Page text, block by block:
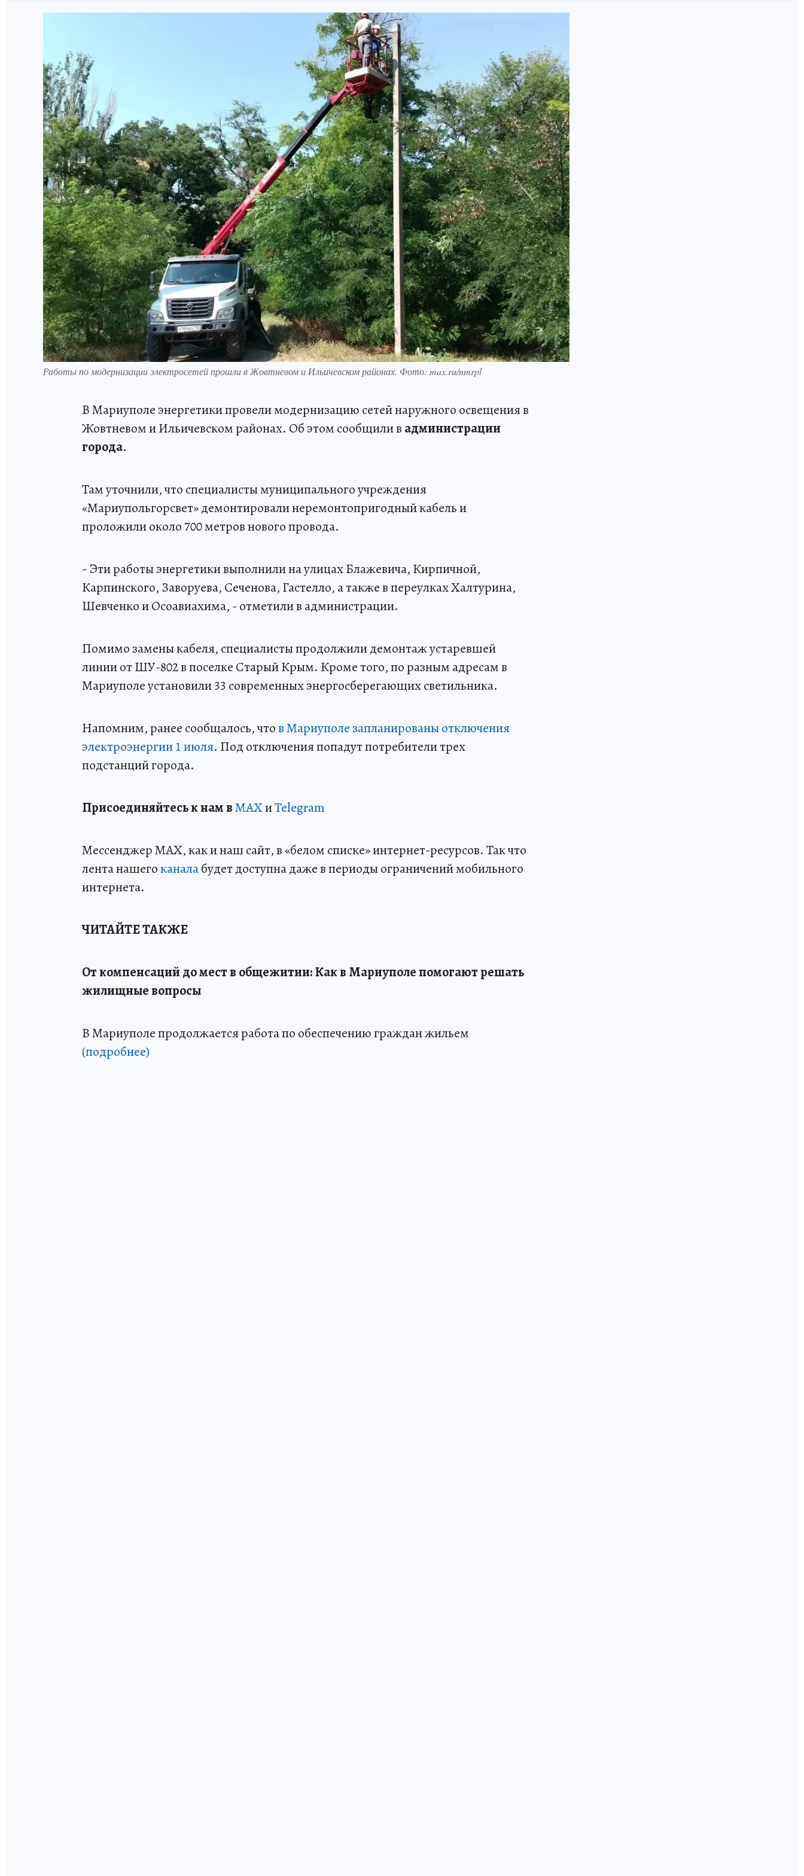
Работы по модернизации электросетей прошли в Жовтневом и Ильичевском районах. Фото: max.ru/nmrpl
В Мариуполе энергетики провели модернизацию сетей наружного освещения в
Жовтневом и Ильичевском районах. Об этом сообщили в администрации
города.
Там уточнили, что специалисты муниципального учреждения
«Мариупольгорсвет» демонтировали неремонтопригодный кабель и
проложили около 700 метров нового провода.
- Эти работы энергетики выполнили на улицах Блажевича, Кирпичной,
Карпинского, Заворуева, Сеченова, Гастелло, а также в переулках Халтурина,
Шевченко и Осоавиахима, - отметили в администрации.
Помимо замены кабеля, специалисты продолжили демонтаж устаревшей
линии от ШУ-802 в поселке Старый Крым. Кроме того, по разным адресам в
Мариуполе установили 33 современных энергосберегающих светильника.
Напомним, ранее сообщалось, чтов Мариуполе запланированы отключения
электроэнергии 1 июля. Под отключения попадут потребители трех
подстанций города.
Присоединяйтесь к нам вMAXиTelegram
Мессенджер MAX, как и наш сайт, в «белом списке» интернет-ресурсов. Так что
лента нашегоканалабудет доступна даже в периоды ограничений мобильного
интернета.
ЧИТАЙТЕ ТАКЖЕ
От компенсаций до мест в общежитии: Как в Мариуполе помогают решать
жилищные вопросы
В Мариуполе продолжается работа по обеспечению граждан жильем
(подробнее)